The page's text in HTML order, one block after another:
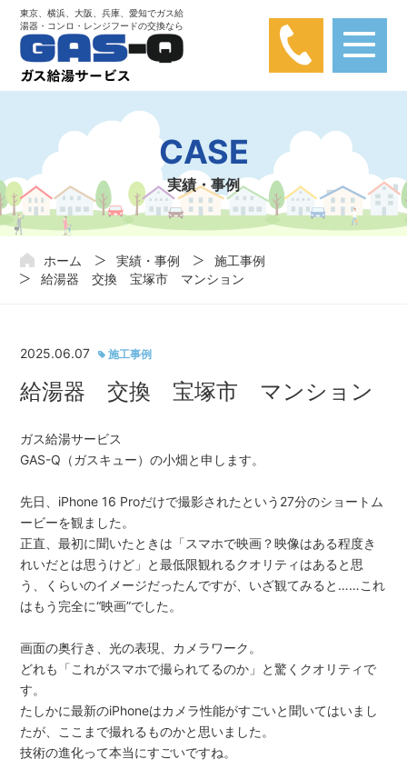
東京、横浜、大阪、兵庫、愛知でガス給
湯器・コンロ・レンジフードの交換なら
【弊社は楽天カード問い合わせとは関係あり
ません】
楽天カードに関する問い合わせが弊社にかかってきておりま
す。弊社は楽天カードと関わりはありませんので、ご注意くだ
さい。
CASE
実績・事例
ホーム 実績・事例
施工事例
給湯器 交換 宝塚市 マンション
2025.06.07 施工事例
給湯器 交換 宝塚市 マンション
ガス給湯サービス
GAS-Q（ガスキュー）の小畑と申します。
先日、iPhone 16 Proだけで撮影されたという27分のショートム
ービーを観ました。
正直、最初に聞いたときは「スマホで映画？映像はある程度き
れいだとは思うけど」と最低限観れるクオリティはあると思
う、くらいのイメージだったんですが、いざ観てみると……これ
はもう完全に“映画”でした。
画面の奥行き、光の表現、カメラワーク。
どれも「これがスマホで撮られてるのか」と驚くクオリティで
す。
たしかに最新のiPhoneはカメラ性能がすごいと聞いてはいまし
たが、ここまで撮れるものかと思いました。
技術の進化って本当にすごいですね。